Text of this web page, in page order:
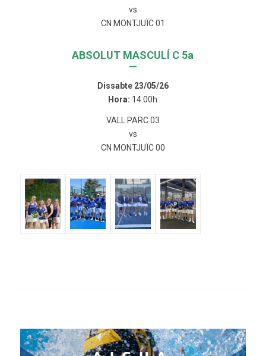
vs
CN MONTJUÏC 01
ABSOLUT MASCULÍ C 5a
—
Dissabte 23/05/26
Hora: 14:00h
VALL PARC 03
vs
CN MONTJUÏC 00